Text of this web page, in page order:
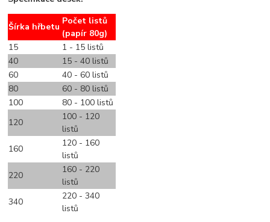
Šírka hřbetu
Počet listů
(papír 80g)
15
1 - 15 listů
40
15 - 40 listů
60
40 - 60 listů
80
60 - 80 listů
100
80 - 100 listů
120
100 - 120
listů
160
120 - 160
listů
220
160 - 220
listů
340
220 - 340
listů